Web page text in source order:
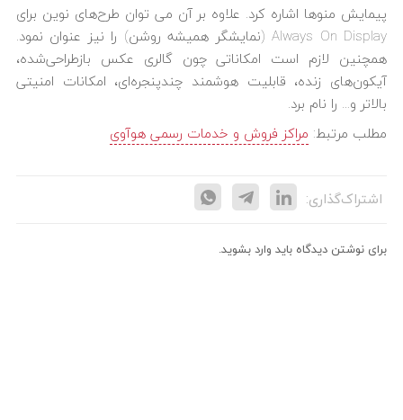
پیمایش منوها اشاره کرد. علاوه بر آن می توان طرح‌های نوین برای
Always On Display (نمایشگر همیشه روشن) را نیز عنوان نمود.
همچنین لازم است امکاناتی چون گالری عکس بازطراحی‌شده،
آیکون‌های ‌زنده، قابلیت هوشمند چندپنجره‌ای، امکانات امنیتی
بالاتر و… را نام برد.
مطلب مرتبط: مراکز فروش و خدمات رسمی هوآوی
اشتراک‌گذاری:
برای نوشتن دیدگاه باید وارد بشوید.